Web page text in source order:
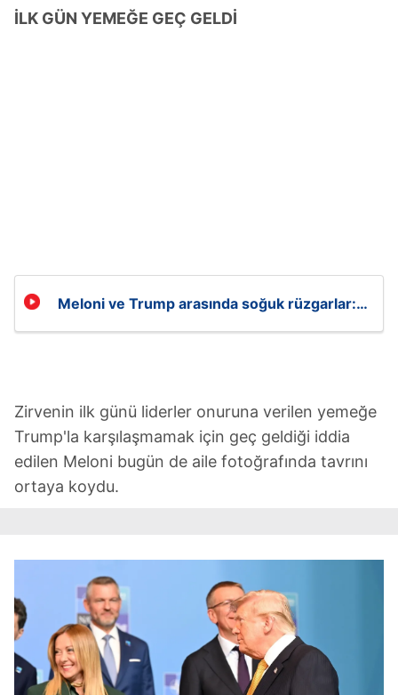
İLK GÜN YEMEĞE GEÇ GELDİ
Meloni ve Trump arasında soğuk rüzgarlar:
Zirvenin ilk günü liderler onuruna verilen yemeğe
Trump'la karşılaşmamak için geç geldiği iddia
edilen Meloni bugün de aile fotoğrafında tavrını
ortaya koydu.